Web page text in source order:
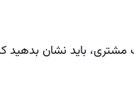
باید نشان بدهید